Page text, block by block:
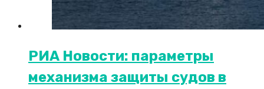
РИА Новости: параметры
механизма защиты судов в